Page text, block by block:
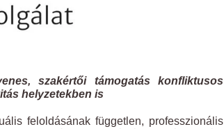
szakértői támogatás konfliktusos
helyzetekben is
feloldásának független, professzionális